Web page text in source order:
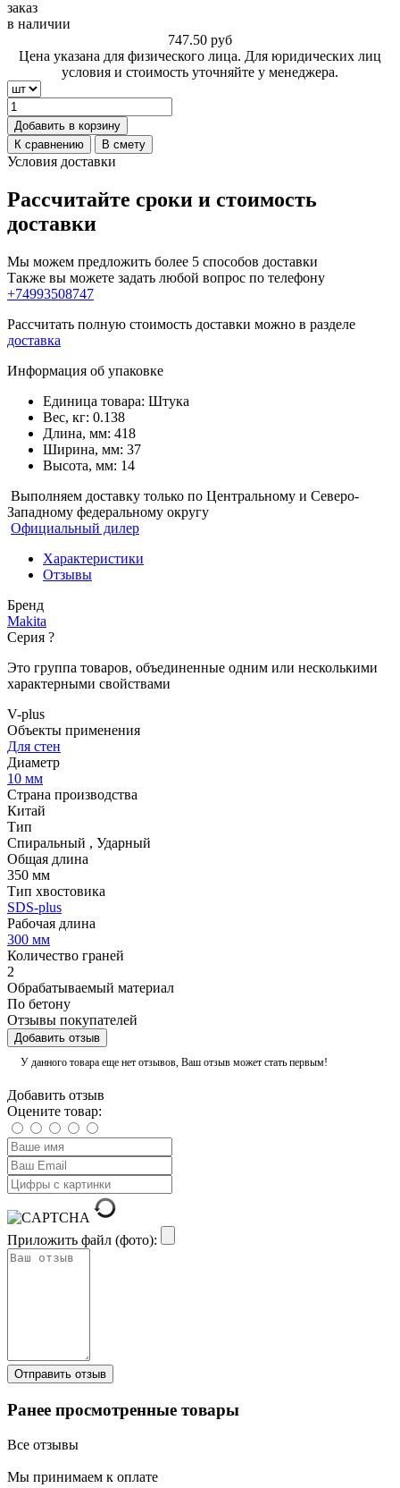
заказ
в наличии
747.50 руб
Цена указана для физического лица. Для юридических лиц
условия и стоимость уточняйте у менеджера.
Добавить в корзину
К сравнению
В смету
Условия доставки
Рассчитайте сроки и стоимость
доставки
Мы можем предложить более 5 способов доставки
Также вы можете задать любой вопрос по телефону
+74993508747
Рассчитать полную стоимость доставки можно в разделе
доставка
Информация об упаковке
Единица товара: Штука
Вес, кг: 0.138
Длина, мм: 418
Ширина, мм: 37
Высота, мм: 14
Выполняем доставку только по Центральному и Северо-
Западному федеральному округу
Официальный дилер
Характеристики
Отзывы
Бренд
Makita
Серия ?
Это группа товаров, объединенные одним или несколькими
характерными свойствами
V-plus
Объекты применения
Для стен
Диаметр
10 мм
Страна производства
Китай
Тип
Спиральный , Ударный
Общая длина
350 мм
Тип хвостовика
SDS-plus
Рабочая длина
300 мм
Количество граней
2
Обрабатываемый материал
По бетону
Отзывы покупателей
Добавить отзыв
У данного товара еще нет отзывов, Ваш отзыв может стать первым!
Добавить отзыв
Оцените товар:
Приложить файл (фото):
Ранее просмотренные товары
Все отзывы
Мы принимаем к оплате